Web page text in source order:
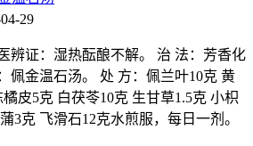
29
辨证：湿热酝酿不解。 治 法：芳香化
佩金温石汤。 处 方：佩兰叶10克 黄
皮5克 白茯苓10克 生甘草1.5克 小枳
3克 飞滑石12克水煎服，每日一剂。